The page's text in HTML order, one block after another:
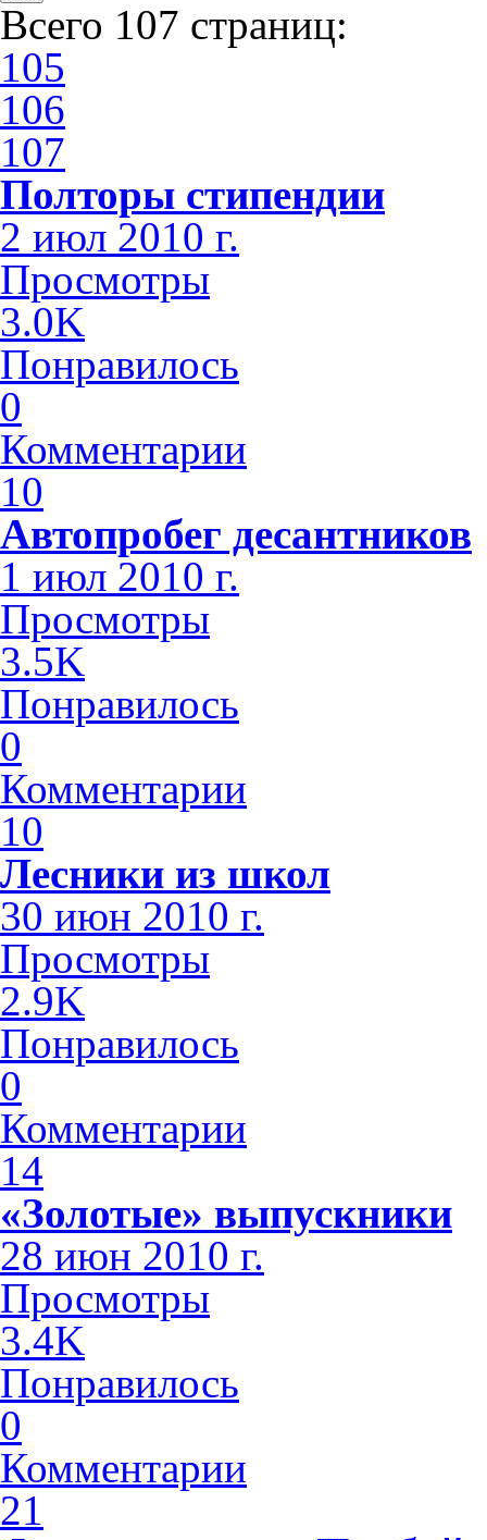
Всего 107 страниц:
105
106
107
Полторы стипендии
2 июл 2010 г.
Просмотры
3.0K
Понравилось
0
Комментарии
10
Автопробег десантников
1 июл 2010 г.
Просмотры
3.5K
Понравилось
0
Комментарии
10
Лесники из школ
30 июн 2010 г.
Просмотры
2.9K
Понравилось
0
Комментарии
14
«Золотые» выпускники
28 июн 2010 г.
Просмотры
3.4K
Понравилось
0
Комментарии
21